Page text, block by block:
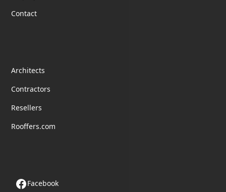
Contact
Architects
Contractors
Resellers
Rooffers.com
Facebook